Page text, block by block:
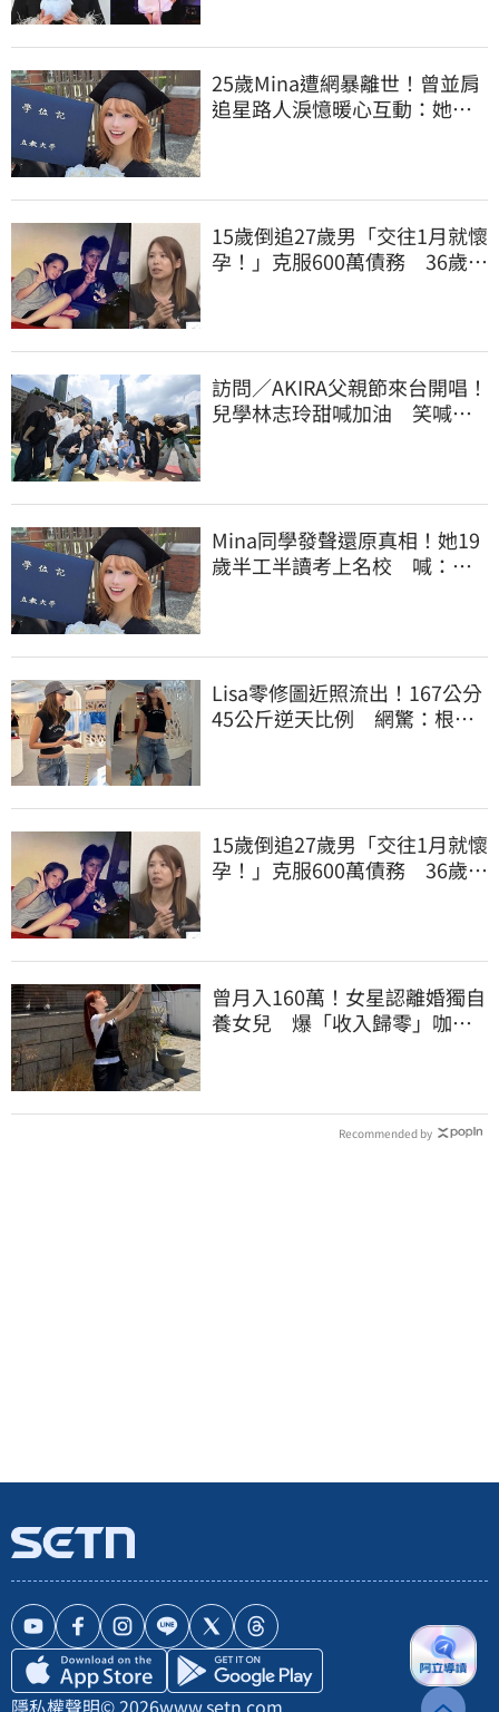
25歲Mina遭網暴離世！曾並肩
追星路人淚憶暖心互動：她真
15歲倒追27歲男「交往1月就懷
孕！」克服600萬債務 36歲美
訪問／AKIRA父親節來台開唱！
兒學林志玲甜喊加油 笑喊：
Mina同學發聲還原真相！她19
歲半工半讀考上名校 喊：不
Lisa零修圖近照流出！167公分
45公斤逆天比例 網驚：根本
15歲倒追27歲男「交往1月就懷
孕！」克服600萬債務 36歲美
曾月入160萬！女星認離婚獨自
養女兒 爆「收入歸零」咖啡
Recommended by
隱私權聲明© 2026www.setn.com